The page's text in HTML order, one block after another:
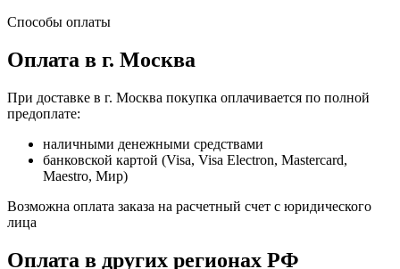
Способы оплаты
Оплата в г. Москва
При доставке в г. Москва покупка оплачивается по полной
предоплате:
наличными денежными средствами
банковской картой (Visa, Visa Electron, Mastercard,
Maestro, Мир)
Возможна оплата заказа на расчетный счет с юридического
лица
Оплата в других регионах РФ